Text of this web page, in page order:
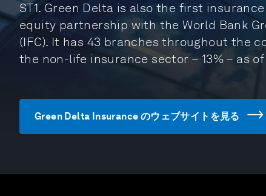
ST1. Green Delta is also the first
equity partnership with the World Bank
(IFC). It has 43 branches throughout the
the non-life insurance sector – 13% – as of
Green Delta Insurance のウェブサイトを見る